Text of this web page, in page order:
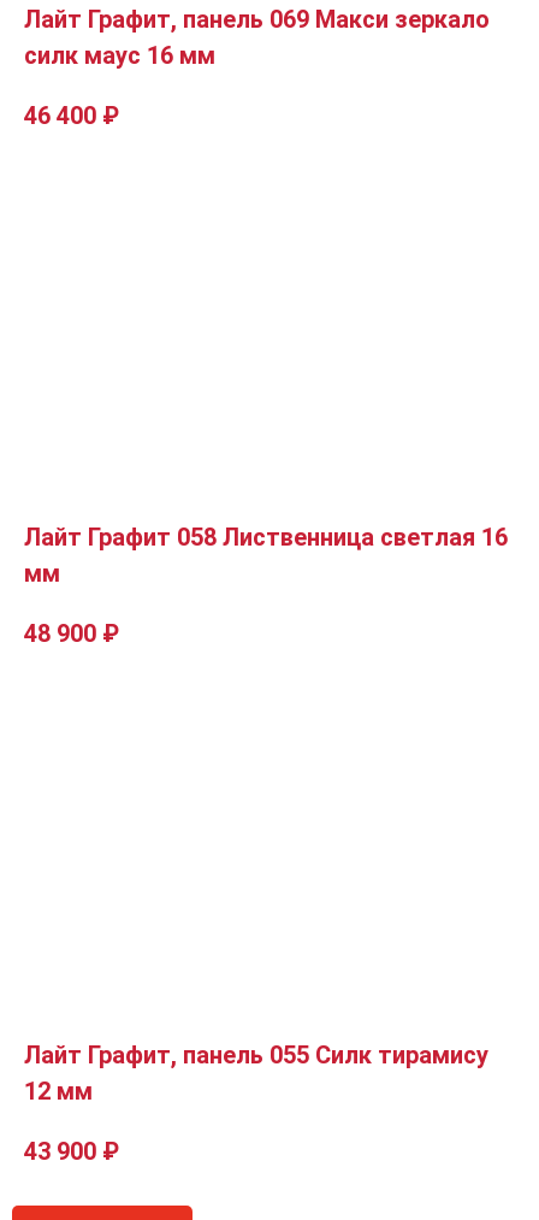
Лайт Графит, панель 069 Макси зеркало
силк маус 16 мм
46 400 ₽
Лайт Графит 058 Лиственница светлая 16
мм
48 900 ₽
Лайт Графит, панель 055 Силк тирамису
12 мм
43 900 ₽